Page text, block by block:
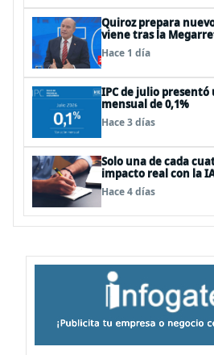
Quiroz prepara
viene tras la
del comienzo”
Hace 1 día
IPC de julio
mensual de 0,1%
Hace 3 días
Solo una de cada
impacto real con la
según el Foro
Hace 4 días